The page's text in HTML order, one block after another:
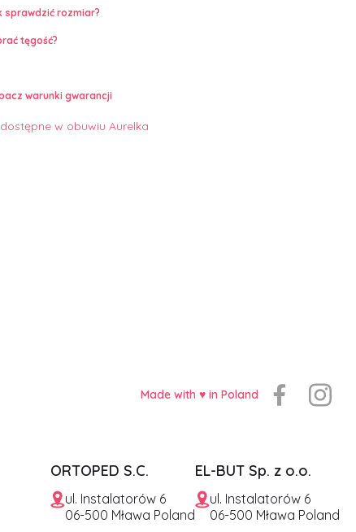
sprawdzić rozmiar?
tęgość?
warunki gwarancji
w obuwiu Aurelka
Made with ♥️ in Poland
ORTOPED S.C.
ul. Instalatorów 6
06-500 Mława Poland
EL-BUT Sp. z o.o.
ul. Instalatorów 6
06-500 Mława Poland